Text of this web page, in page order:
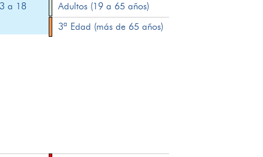
a 18
Adultos (19 a 65 años)
3ª Edad (más de 65 años)